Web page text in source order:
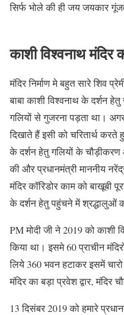
सिर्फ भोले की ही जय जयकार
काशी विश्वनाथ मंदिर
मंदिर निर्माण मे बहुत सारे शिव
बाबा काशी विश्वनाथ के दर्शन
गलियों से गुजरना पड़ता था। अगर
दिखाते हैं इसी को चरितार्थ करते
के दर्शन हेतु गलियों के
की और प्रधानमंत्री माननीय
मंदिर कॉरिडोर काम को बाखूबी
के दर्शन हेतु पहुंचने में श्रद्धालुओं
PM मोदी जी ने 2019 को काशी
किया था। इसमे 60 प्राचीन
लिये 360 भवन हटाकर इसमें
मंदिर का बड़ा प्रवेश द्वार, मंदिर
13 दिसंबर 2019 को हमारे